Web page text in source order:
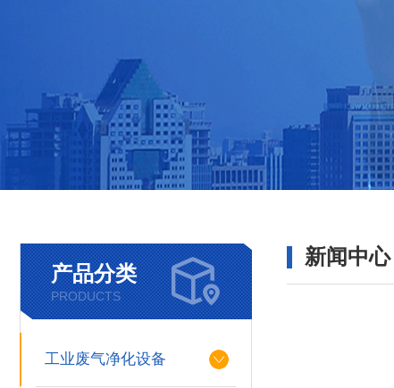
产品分类
PRODUCTS
工业废气净化设备
新闻中心